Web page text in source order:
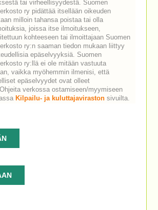
tai virheellisyydestä. Suomen
ry pidättää itsellään oikeuden
milloin tahansa poistaa tai olla
joissa itse ilmoitukseen,
kohteeseen tai ilmoittajaan Suomen
ry:n saaman tiedon mukaan liittyy
epäselvyyksiä. Suomen
ry:llä ei ole mitään vastuuta
vaikka myöhemmin ilmenisi, että
epäselvyydet ovat olleet
verkossa ostamiseen/myymiseen
Kilpailu- ja kuluttajavirastonsivuilta.